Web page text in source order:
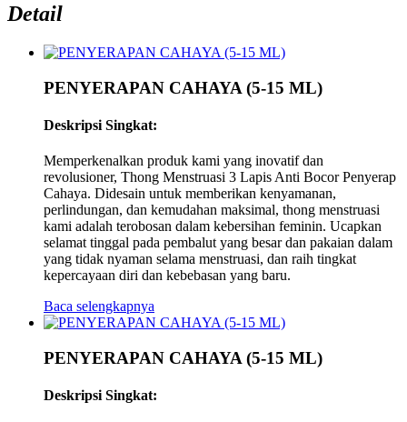
Detail
PENYERAPAN CAHAYA (5-15 ML)
Deskripsi Singkat:
Memperkenalkan produk kami yang inovatif dan
revolusioner, Thong Menstruasi 3 Lapis Anti Bocor Penyerap
Cahaya. Didesain untuk memberikan kenyamanan,
perlindungan, dan kemudahan maksimal, thong menstruasi
kami adalah terobosan dalam kebersihan feminin. Ucapkan
selamat tinggal pada pembalut yang besar dan pakaian dalam
yang tidak nyaman selama menstruasi, dan raih tingkat
kepercayaan diri dan kebebasan yang baru.
Baca selengkapnya
PENYERAPAN CAHAYA (5-15 ML)
Deskripsi Singkat: